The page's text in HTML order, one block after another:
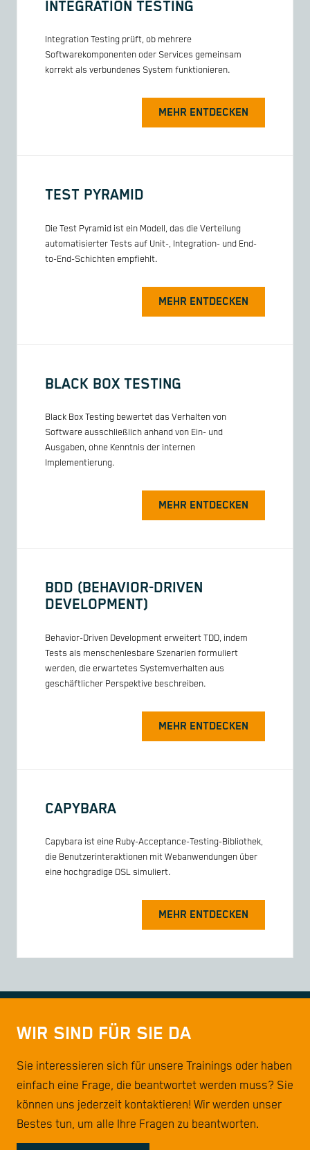
INTEGRATION TESTING
Integration Testing prüft, ob mehrere
Softwarekomponenten oder Services gemeinsam
korrekt als verbundenes System funktionieren.
MEHR ENTDECKEN
TEST PYRAMID
Die Test Pyramid ist ein Modell, das die Verteilung
automatisierter Tests auf Unit-, Integration- und End-
to-End-Schichten empfiehlt.
MEHR ENTDECKEN
BLACK BOX TESTING
Black Box Testing bewertet das Verhalten von
Software ausschließlich anhand von Ein- und
Ausgaben, ohne Kenntnis der internen
Implementierung.
MEHR ENTDECKEN
BDD (BEHAVIOR-DRIVEN
DEVELOPMENT)
Behavior-Driven Development erweitert TDD, indem
Tests als menschenlesbare Szenarien formuliert
werden, die erwartetes Systemverhalten aus
geschäftlicher Perspektive beschreiben.
MEHR ENTDECKEN
CAPYBARA
Capybara ist eine Ruby-Acceptance-Testing-Bibliothek,
die Benutzerinteraktionen mit Webanwendungen über
eine hochgradige DSL simuliert.
MEHR ENTDECKEN
WIR SIND FÜR SIE DA
Sie interessieren sich für unsere Trainings oder haben
einfach eine Frage, die beantwortet werden muss? Sie
können uns jederzeit kontaktieren! Wir werden unser
Bestes tun, um alle Ihre Fragen zu beantworten.